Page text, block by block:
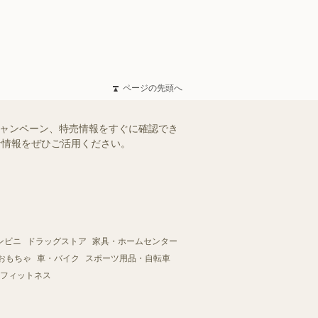
ページの先頭へ
ンペーン、特売情報をすぐに確認でき
報をぜひご活用ください。
ビニ ドラッグストア
家具・ホームセンター
もちゃ
車・バイク
スポーツ用品・自転車
ィットネス